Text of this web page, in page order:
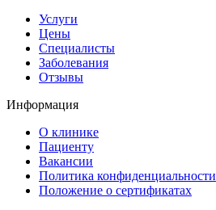
Услуги
Цены
Специалисты
Заболевания
Отзывы
Информация
О клинике
Пациенту
Вакансии
Политика конфиденциальности
Положение о сертификатах